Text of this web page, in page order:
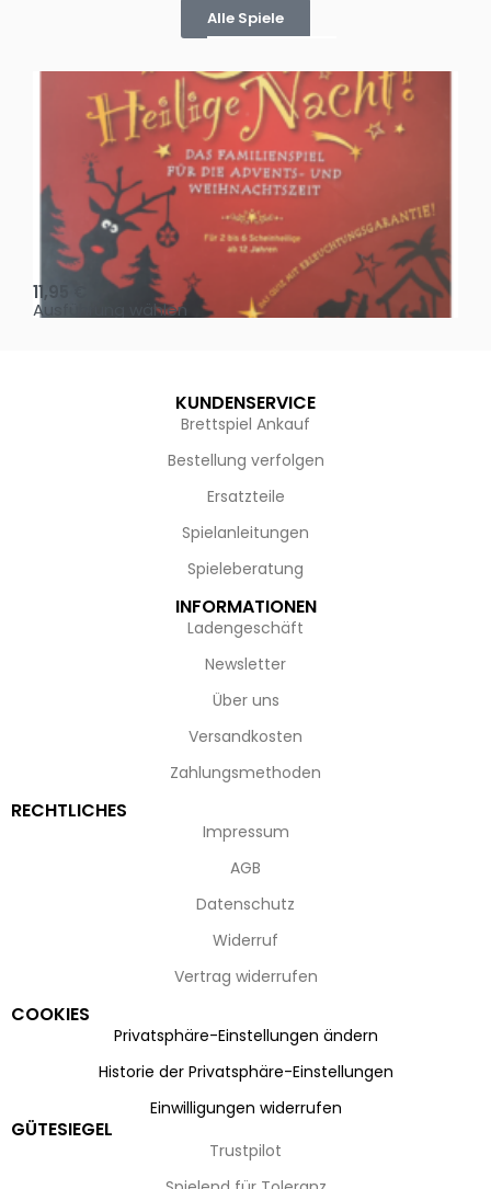
Alle Spiele
Oh, heilige Nacht!
11,95
Ausführung wählen
KUNDENSERVICE
Brettspiel Ankauf
Bestellung verfolgen
Ersatzteile
Spielanleitungen
Spieleberatung
INFORMATIONEN
Ladengeschäft
Newsletter
Über uns
Versandkosten
Zahlungsmethoden
RECHTLICHES
Impressum
AGB
Datenschutz
Widerruf
Vertrag widerrufen
COOKIES
Privatsphäre-Einstellungen ändern
Historie der Privatsphäre-Einstellungen
Einwilligungen widerrufen
GÜTESIEGEL
Trustpilot